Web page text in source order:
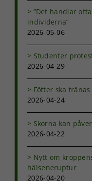
”Det handlar
individerna”
2026-05-06
Studenter
2026-04-29
Fötter ska
2026-04-24
Skorna kan
2026-04-22
Nytt om
hälseneruptur
2026-04-20